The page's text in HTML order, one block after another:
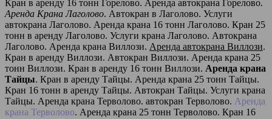
Кран в аренду 16 тонн Горелово. Аренда автокрана Горелово.
Аренда Крана Лаголово. Автокран в Лаголово. Услуги
автокрана Лаголово. Аренда крана 16 тонн Лаголово. Кран 25
тонн в аренду Лаголово. Услуги крана Лаголово. Автокрана
Лаголово. Аренда крана Виллози. Аренда автокрана Виллози.
Кран в аренду Виллози. Автокран Виллози. Аренда крана 25
тонн Виллози. Кран в аренду 16 тонн Виллози. Аренда крана
Тайцы. Кран в аренду Тайцы. Аренда крана 25 тонн Тайцы.
Кран 16 тонн в аренду Тайцы. Автокран Тайцы. Услуги крана
Тайцы. Аренда крана Терволово. автокран Терволово. Аренда
крана Терволово. Аренда крана 25 тонн Терволово. Кран 16